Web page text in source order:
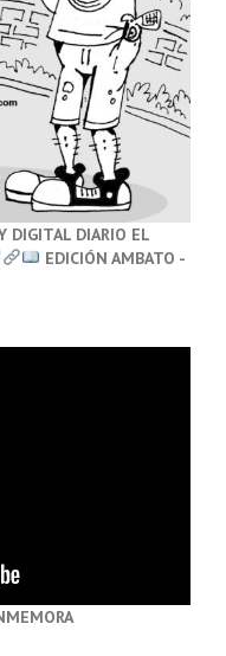
DIGITAL DIARIO EL
EDICIÓN AMBATO -